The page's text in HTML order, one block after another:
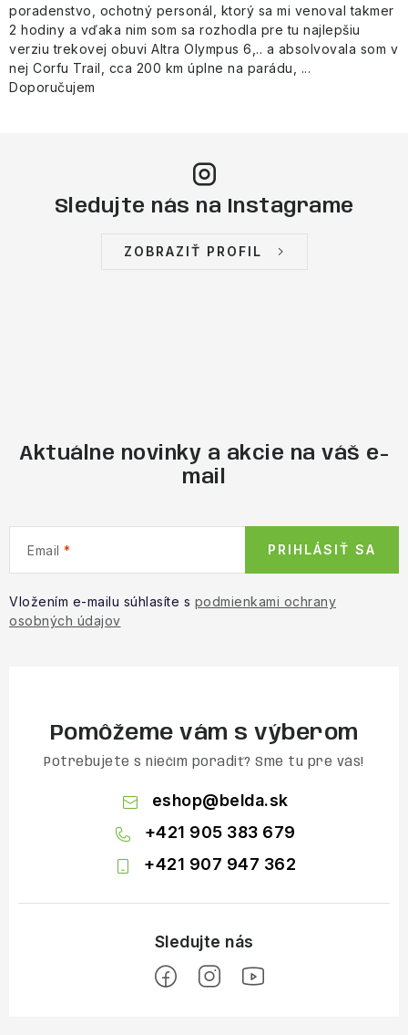
poradenstvo, ochotný personál, ktorý sa mi venoval takmer
2 hodiny a vďaka nim som sa rozhodla pre tu najlepšiu
verziu trekovej obuvi Altra Olympus 6,.. a absolvovala som v
nej Corfu Trail, cca 200 km úplne na parádu, ...
Doporučujem
Sledujte nás na Instagrame
ZOBRAZIŤ PROFIL
Aktuálne novinky a akcie na váš e-
mail
Email
Vložením e-mailu súhlasíte s podmienkami ochrany
osobných údajov
PRIHLÁSIŤ SA
Pomôžeme vám s výberom
Potrebujete s niečím poradiť? Sme tu pre vás!
eshop@belda.sk
+421 905 383 679
+421 907 947 362